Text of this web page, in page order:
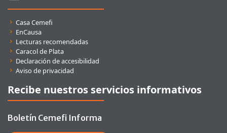
Enlaces rápidos
Casa Cemefi
EnCausa
Lecturas recomendadas
Caracol de Plata
Declaración de accesibilidad
Aviso de privacidad
Recibe nuestros servicios informativos
Boletín Cemefi Informa